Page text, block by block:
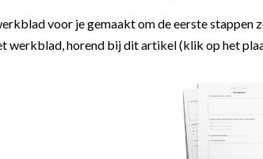
voor je gemaakt om de eerste stappen
werkblad, horend bij dit artikel (klik op het